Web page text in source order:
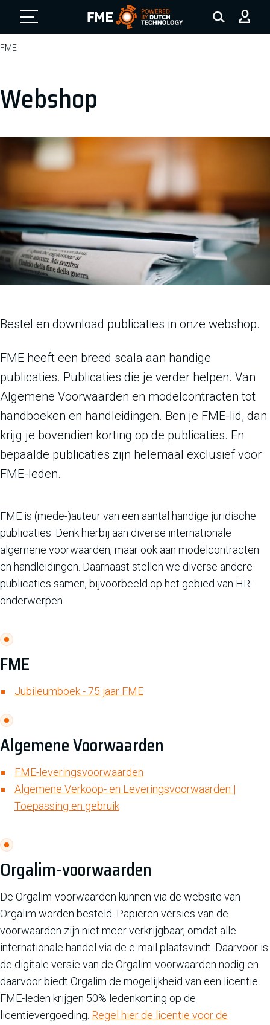
FME Logo, to the homepage
FME
Webshop
Bestel en download publicaties in onze webshop.
FME heeft een breed scala aan handige
publicaties. Publicaties die je verder helpen. Van
Algemene Voorwaarden en modelcontracten tot
handboeken en handleidingen. Ben je FME-lid, dan
krijg je bovendien korting op de publicaties. En
bepaalde publicaties zijn helemaal exclusief voor
FME-leden.
FME is (mede-)auteur van een aantal handige juridische
publicaties. Denk hierbij aan diverse internationale
algemene voorwaarden, maar ook aan modelcontracten
en handleidingen. Daarnaast stellen we diverse andere
publicaties samen, bijvoorbeeld op het gebied van HR-
onderwerpen.
FME
Jubileumboek - 75 jaar FME
Algemene Voorwaarden
FME-leveringsvoorwaarden
Algemene Verkoop- en Leveringsvoorwaarden |
Toepassing en gebruik
Orgalim-voorwaarden
De Orgalim-voorwaarden kunnen via de website van
Orgalim worden besteld. Papieren versies van de
voorwaarden zijn niet meer verkrijgbaar, omdat alle
internationale handel via de e-mail plaatsvindt. Daarvoor is
de digitale versie van de Orgalim-voorwaarden nodig en
daarvoor biedt Orgalim de mogelijkheid van een licentie.
FME-leden krijgen 50% ledenkorting op de
licentievergoeding. Regel hier de licentie voor de